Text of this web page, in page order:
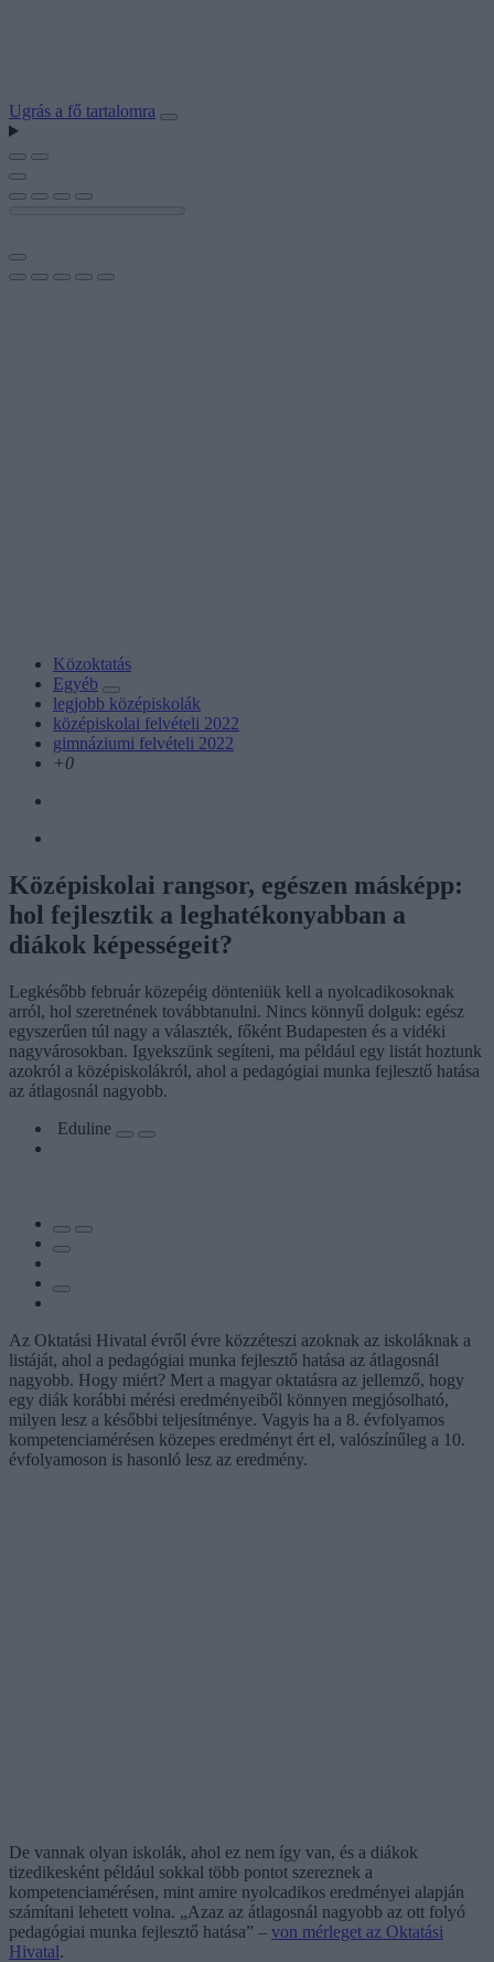
Ugrás a fő tartalomra
Közoktatás
Egyéb
legjobb középiskolák
középiskolai felvételi 2022
gimnáziumi felvételi 2022
+0
Középiskolai rangsor, egészen másképp:
hol fejlesztik a leghatékonyabban a
diákok képességeit?
Legkésőbb február közepéig dönteniük kell a nyolcadikosoknak
arról, hol szeretnének továbbtanulni. Nincs könnyű dolguk: egész
egyszerűen túl nagy a választék, főként Budapesten és a vidéki
nagyvárosokban. Igyekszünk segíteni, ma például egy listát hoztunk
azokról a középiskolákról, ahol a pedagógiai munka fejlesztő hatása
az átlagosnál nagyobb.
Eduline
Az Oktatási Hivatal évről évre közzéteszi azoknak az iskoláknak a
listáját, ahol a pedagógiai munka fejlesztő hatása az átlagosnál
nagyobb. Hogy miért? Mert a magyar oktatásra az jellemző, hogy
egy diák korábbi mérési eredményeiből könnyen megjósolható,
milyen lesz a későbbi teljesítménye. Vagyis ha a 8. évfolyamos
kompetenciamérésen közepes eredményt ért el, valószínűleg a 10.
évfolyamoson is hasonló lesz az eredmény.
De vannak olyan iskolák, ahol ez nem így van, és a diákok
tizedikesként például sokkal több pontot szereznek a
kompetenciamérésen, mint amire nyolcadikos eredményei alapján
számítani lehetett volna. „Azaz az átlagosnál nagyobb az ott folyó
pedagógiai munka fejlesztő hatása” – von mérleget az Oktatási
Hivatal.